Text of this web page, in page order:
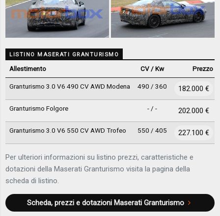
LISTINO MASERATI GRANTURISMO
Allestimento CV / Kw Prezzo
Granturismo 3.0 V6 490 CV AWD Modena 490 / 360 182.000 €
Granturismo Folgore - / - 202.000 €
Granturismo 3.0 V6 550 CV AWD Trofeo 550 / 405 227.100 €
Per ulteriori informazioni su listino prezzi, caratteristiche e
dotazioni della Maserati Granturismo visita la pagina della
scheda di listino.
Scheda, prezzi e dotazioni Maserati Granturismo